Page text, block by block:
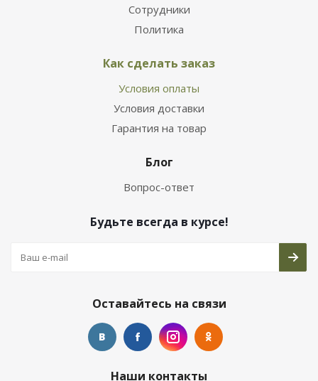
Сотрудники
Политика
Как сделать заказ
Условия оплаты
Условия доставки
Гарантия на товар
Блог
Вопрос-ответ
Будьте всегда в курсе!
Оставайтесь на связи
Наши контакты